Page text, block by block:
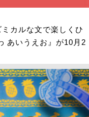
カルな文で楽しくひ
あいうえお』が10月2